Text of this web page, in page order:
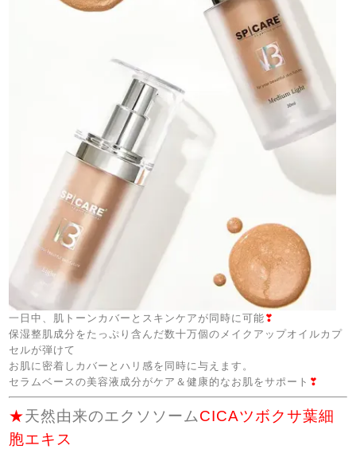
一日中、肌トーンカバーとスキンケアが同時に可能 ❣
保湿整肌成分をたっぷり含んだ数十万個のメイクアップオイルカプ
セルが弾けて
お肌に密着しカバーとハリ感を同時に与えます。
セラムベースの美容液成分がケア＆健康的なお肌をサポート ❣
★天然由来のエクソソームCICAツボクサ葉細
胞エキス